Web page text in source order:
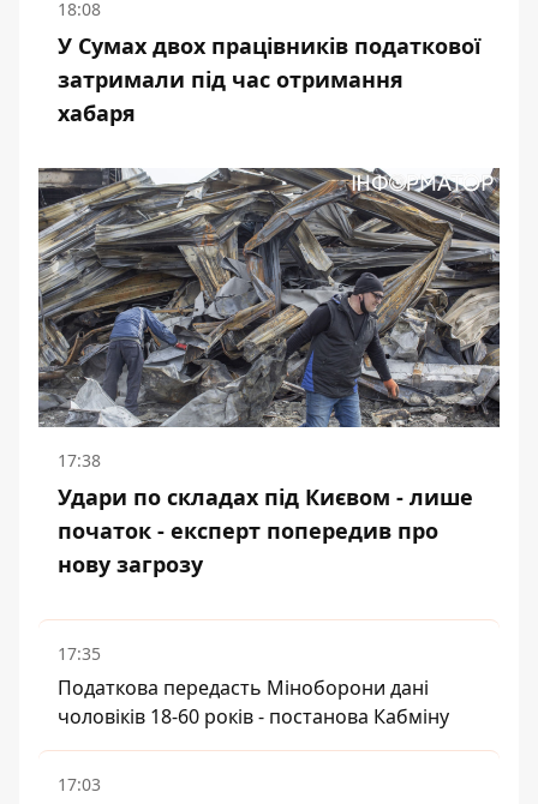
18:08
У Сумах двох працівників податкової
затримали під час отримання
хабаря
17:38
Удари по складах під Києвом - лише
початок - експерт попередив про
нову загрозу
17:35
Податкова передасть Міноборони дані
чоловіків 18-60 років - постанова Кабміну
17:03